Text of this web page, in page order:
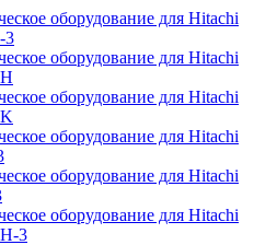
оборудование для Hitachi
3
оборудование для Hitachi
оборудование для Hitachi
оборудование для Hitachi
оборудование для Hitachi
оборудование для Hitachi
3